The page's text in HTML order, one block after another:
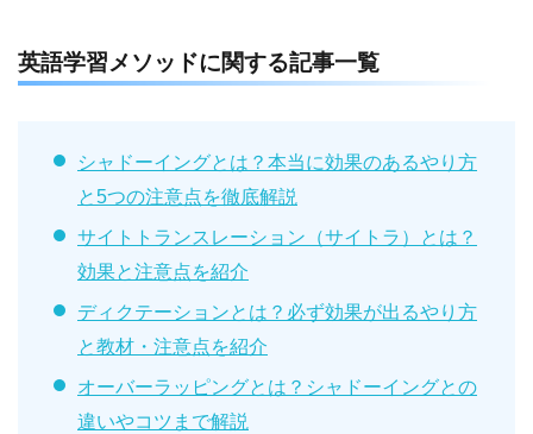
英語学習メソッドに関する記事一覧
シャドーイングとは？本当に効果のあるやり方
と5つの注意点を徹底解説
サイトトランスレーション（サイトラ）とは？
効果と注意点を紹介
ディクテーションとは？必ず効果が出るやり方
と教材・注意点を紹介
オーバーラッピングとは？シャドーイングとの
違いやコツまで解説